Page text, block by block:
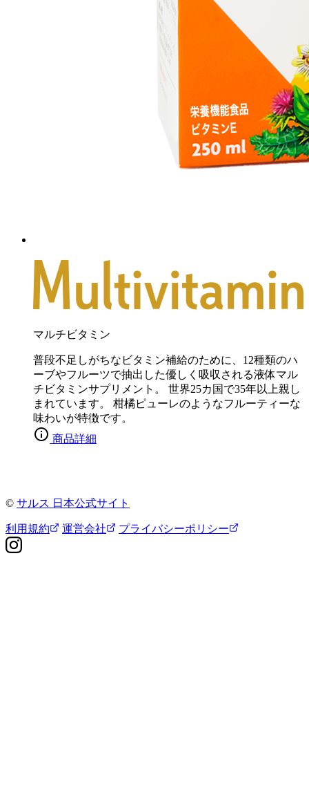
マルチビタミン
普段不足しがちなビタミン補給のために、12種類のハ
ーブやフルーツで抽出した優しく吸収される液体マル
チビタミンサプリメント。 世界25カ国で35年以上親し
まれています。 柑橘ピューレのようなフルーティーな
味わいが特徴です。
商品詳細
© サルス 日本公式サイト
利用規約 運営会社 プライバシーポリシー